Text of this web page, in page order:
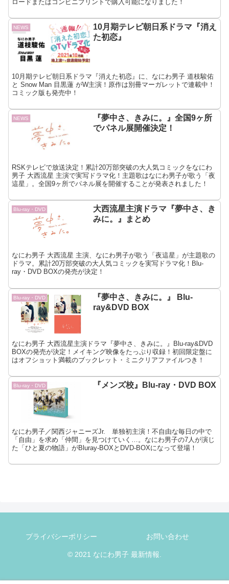
ロードまたはコンビニプリントで購入可能になりました！
NEWS
10月期テレビ朝日系ドラマ『消え
た初恋』
10月期テレビ朝日系ドラマ『消えた初恋』に、なにわ男子 道枝駿佑
と Snow Man 目黒蓮 がW主演！原作は別冊マーガレットで連載中！
コミック版も発売中！
NEWS
『夢中さ、きみに。』全国9ヶ所
でパネル展開催決定！
RSKテレビで放送決定！累計20万部突破の大人気コミックをなにわ
男子 大西流星 主演で実写ドラマ化！主題歌はなにわ男子が歌う「夜
這星」。全国9ヶ所でパネル展を開催することが発表されました！
Blu-ray・DVD
大西流星主演ドラマ『夢中さ、き
みに。』まとめ
なにわ男子 大西流星 主演、なにわ男子が歌う「夜這星」が主題歌の
ドラマ。累計20万部突破の大人気コミックを実写ドラマ化！Blu-
ray・DVD BOXの発売が決定！
Blu-ray・DVD
『夢中さ、きみに。』 Blu-
ray&DVD BOX
なにわ男子 大西流星主演ドラマ『夢中さ、きみに。』Blu-ray&DVD
BOXの発売が決定！メイキング映像をたっぷり収録！初回限定盤に
はオフショット満載のブックレット・ミニクリアファイルつき！
Blu-ray・DVD 『メンズ校』Blu-ray・DVD BOX
なにわ男子／関西ジャニーズJr. 単独初主演！不自由な毎日の中で
「自由」を求め「仲間」を見つけていく…。なにわ男子の7人が演じ
た「ひと夏の物語」がBluray-BOXとDVD-BOXになって登場！
プライバシーポリシー お問い合わせ
© 2021 なにわ男子 最新情報.